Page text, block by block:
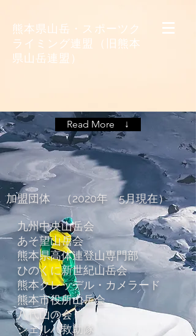
​熊本県山岳・スポーツク
ライミング連盟（旧熊本
県山岳連盟）
Read More ↓
​加盟団体 （2020年 5月現在）
九州中央山岳会
あそ望山岳会
熊本県高体連登山専門部
ひのくに新世紀山岳会
熊本クレッデル・カメラード
熊本市役所山岳会
八代山の会
シェルパ救助隊